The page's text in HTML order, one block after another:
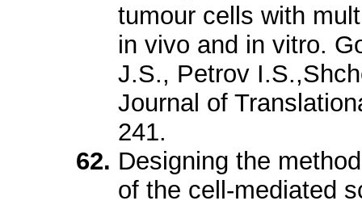
tumour cells with
in vivo and in vitro.
J.S., Petrov
Journal of
241.
Designing the
of the cell-mediated